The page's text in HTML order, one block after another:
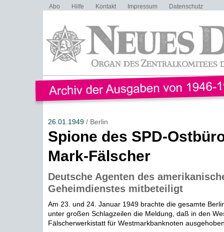
Abo Hilfe Kontakt Impressum Datenschutz
26.01.1949/ Berlin
Spione des SPD-
Mark-Fälscher
Deutsche Agenten des
Geheimdienstes mitbeteiligt
Am 23. und 24. Januar 1949 brachte die gesamte
unter großen Schlagzeilen die Meldung, daß in den
Fälscherwerkistatt für Westmarkbanknoten